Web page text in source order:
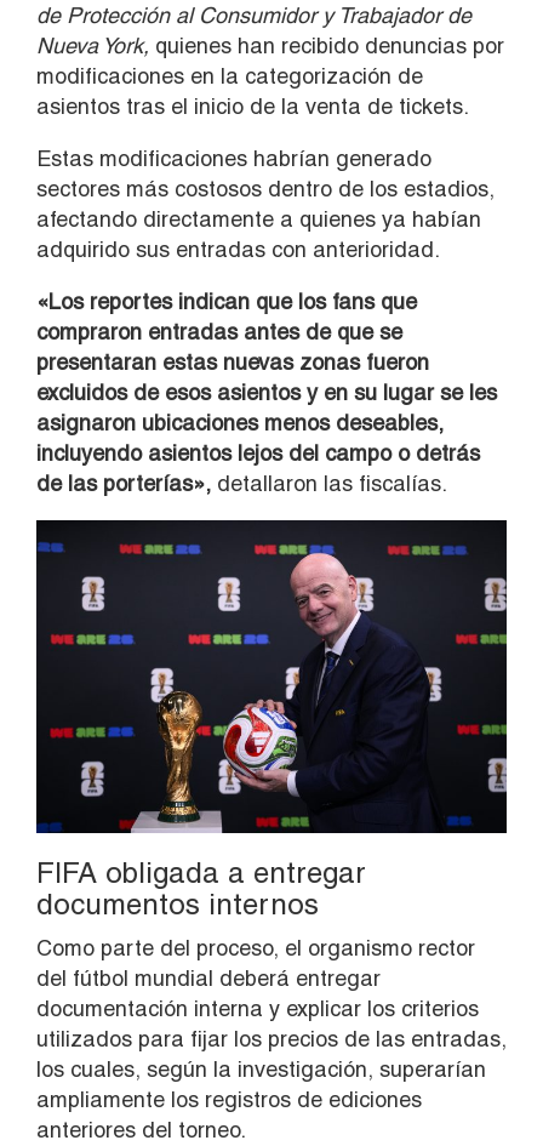
de Protección al Consumidor y Trabajador de
Nueva York, quienes han recibido denuncias por
modificaciones en la categorización de
asientos tras el inicio de la venta de tickets.
Estas modificaciones habrían generado
sectores más costosos dentro de los estadios,
afectando directamente a quienes ya habían
adquirido sus entradas con anterioridad.
«Los reportes indican que los fans que
compraron entradas antes de que se
presentaran estas nuevas zonas fueron
excluidos de esos asientos y en su lugar se les
asignaron ubicaciones menos deseables,
incluyendo asientos lejos del campo o detrás
de las porterías», detallaron las fiscalías.
FIFA obligada a entregar
documentos internos
Como parte del proceso, el organismo rector
del fútbol mundial deberá entregar
documentación interna y explicar los criterios
utilizados para fijar los precios de las entradas,
los cuales, según la investigación, superarían
ampliamente los registros de ediciones
anteriores del torneo.